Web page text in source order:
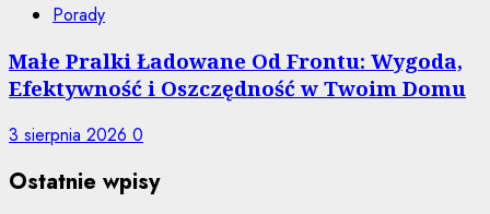
Porady
Małe Pralki Ładowane Od Frontu: Wygoda,
Efektywność i Oszczędność w Twoim Domu
3 sierpnia 2026 0
Ostatnie wpisy